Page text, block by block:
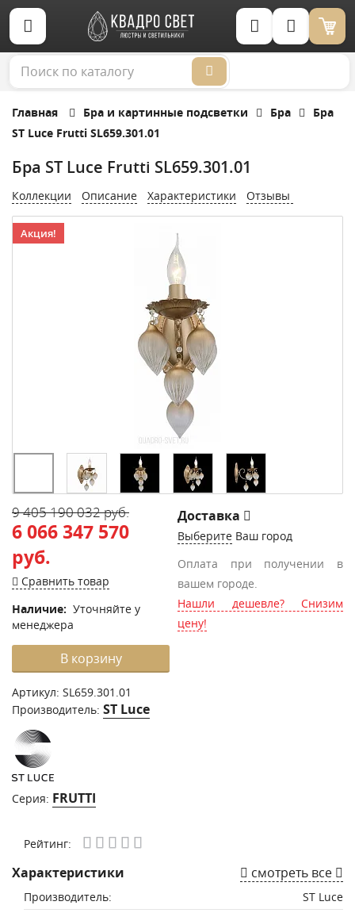
Корзина (0)
Главная Бра и картинные подсветки Бра
Бра
ST Luce Frutti SL659.301.01
Бра ST Luce Frutti SL659.301.01
Коллекции Описание Характеристики Отзывы
Акция!
9 405 190 032 руб.
6 066 347 570
руб.
Сравнить товар
Наличие: Уточняйте у
менеджера
В корзину
Артикул: SL659.301.01
Производитель: ST Luce
Серия: FRUTTI
Доставка
Выберите Ваш город
Оплата при получении в
вашем городе.
Нашли дешевле? Снизим
цену!
Рейтинг:
Характеристики смотреть все
Производитель:
ST Luce